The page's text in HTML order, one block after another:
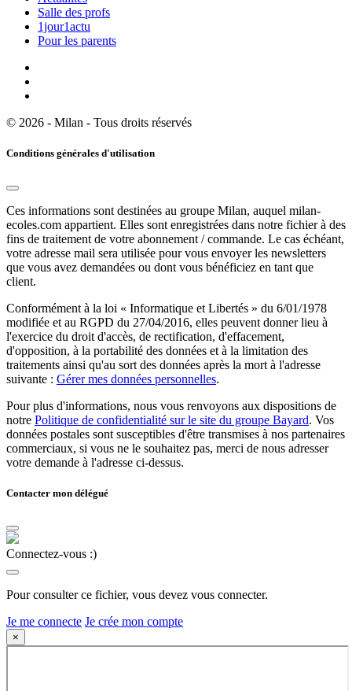
Salle des profs
1jour1actu
Pour les parents
© 2026 - Milan - Tous droits réservés
Conditions générales d'utilisation
Ces informations sont destinées au groupe Milan, auquel milan-
ecoles.com appartient. Elles sont enregistrées dans notre fichier à des
fins de traitement de votre abonnement / commande. Le cas échéant,
votre adresse mail sera utilisée pour vous envoyer les newsletters
que vous avez demandées ou dont vous bénéficiez en tant que
client.
Conformément à la loi « Informatique et Libertés » du 6/01/1978
modifiée et au RGPD du 27/04/2016, elles peuvent donner lieu à
l'exercice du droit d'accès, de rectification, d'effacement,
d'opposition, à la portabilité des données et à la limitation des
traitements ainsi qu'au sort des données après la mort à l'adresse
suivante : Gérer mes données personnelles.
Pour plus d'informations, nous vous renvoyons aux dispositions de
notre Politique de confidentialité sur le site du groupe Bayard. Vos
données postales sont susceptibles d'être transmises à nos partenaires
commerciaux, si vous ne le souhaitez pas, merci de nous adresser
votre demande à l'adresse ci-dessus.
Contacter mon délégué
Connectez-vous :)
Pour consulter ce fichier, vous devez vous connecter.
Je me connecte Je crée mon compte
×